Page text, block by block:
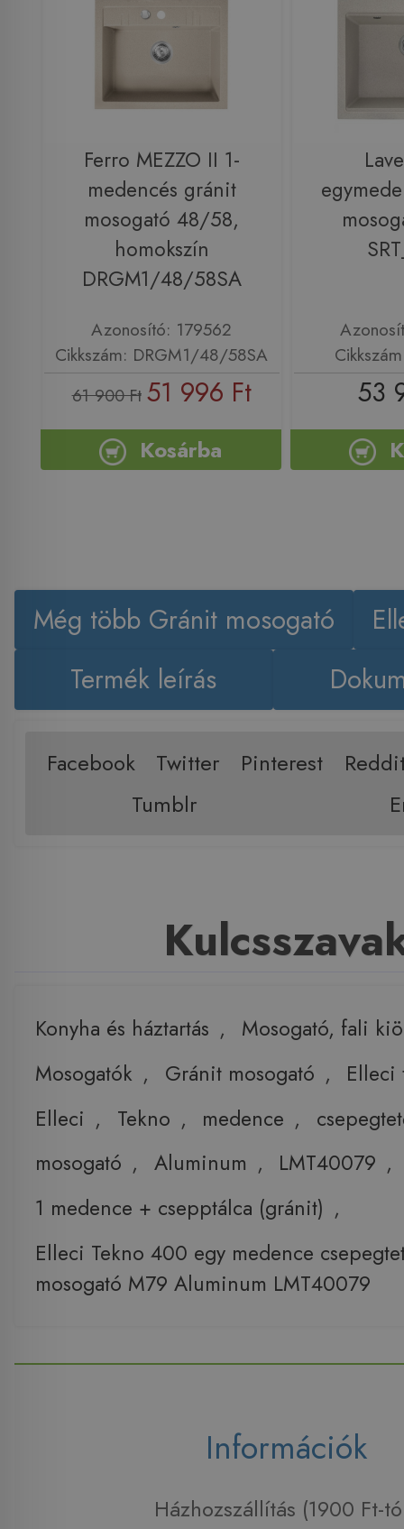
Ferro MEZZO II 1-
medencés gránit
mosogató 48/58,
homokszín
DRGM1/48/58SA
Azonosító: 179562
Cikkszám: DRGM1/48/58SA
61 900 Ft 51 996 Ft
Kosárba
53
Még több Gránit mosogató
Termék leírás
Facebook Twitter Pinterest
Tumblr
Konyha és háztartás ,
Mosogató, fali
Mosogatók , Gránit mosogató ,
Elleci
Elleci , Tekno , medence ,
mosogató , Aluminum , LMT40079 ,
1 medence + csepptálca (gránit) ,
Elleci Tekno 400 egy medence
mosogató M79 Aluminum LMT40079
Információk
Házhozszállítás (1900 Ft-